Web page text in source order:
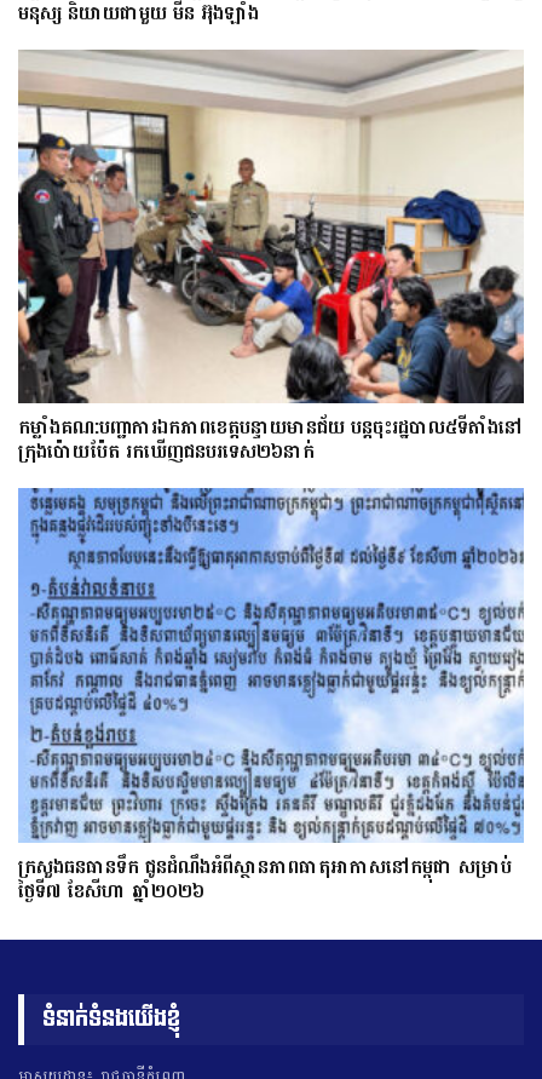
មនុស្ស និយាយជាមួយ មីន អ៊ុងឡាំង
កម្លាំងគណ:បញ្ជាការឯកភាពខេត្តបន្ទាយមានជ័យ បន្តចុះរដ្ឋបាល៥ទីតាំងនៅ
ក្រុងប៉ោយប៉ែត រកឃើញជនបរទេស២៦នាក់
ក្រសួងធនធានទឹក ជូនដំណឹងអំពីស្ថានភាពធាតុអាកាសនៅកម្ពុជា សម្រាប់
ថ្ងៃទី៧ ខែសីហា ឆ្នាំ២០២៦
ទំនាក់ទំនងយើងខ្ញុំ